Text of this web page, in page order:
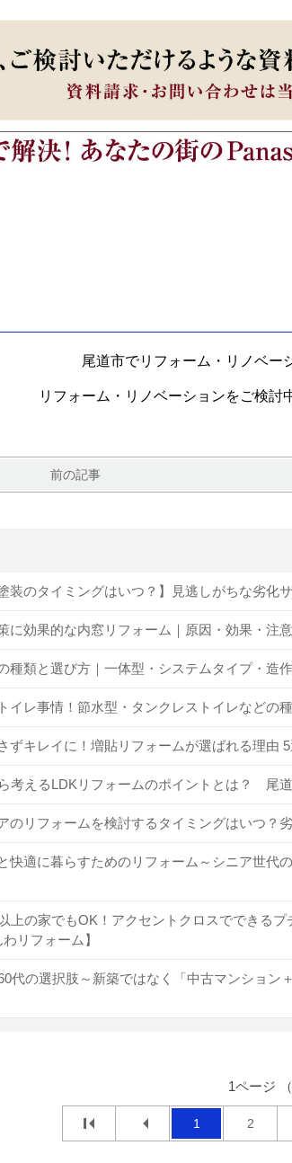
尾道市でリフォーム・リノベー
リフォーム・リノベーションをご検討
前の記事
塗装のタイミングはいつ？】見逃しがちな劣化
に効果的な内窓リフォーム｜原因・効果・注
種類と選び方｜一体型・システムタイプ・造
イレ事情！節水型・タンクレストイレなどの
ずキレイに！増貼リフォームが選ばれる理由
考えるLDKリフォームのポイントとは？ 尾
のリフォームを検討するタイミングはいつ？
快適に暮らすためのリフォーム～シニア世
上の家でもOK！アクセントクロスでできる
リフォーム】
代の選択肢～新築ではなく「中古マンショ
1ページ
1 2